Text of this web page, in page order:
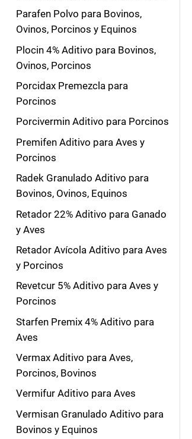
Parafen Polvo para Bovinos,
Ovinos, Porcinos y Equinos
Plocin 4% Aditivo para Bovinos,
Ovinos, Porcinos
Porcidax Premezcla para
Porcinos
Porcivermin Aditivo para Porcinos
Premifen Aditivo para Aves y
Porcinos
Radek Granulado Aditivo para
Bovinos, Ovinos, Equinos
Retador 22% Aditivo para Ganado
y Aves
Retador Avícola Aditivo para Aves
y Porcinos
Revetcur 5% Aditivo para Aves y
Porcinos
Starfen Premix 4% Aditivo para
Aves
Vermax Aditivo para Aves,
Porcinos, Bovinos
Vermifur Aditivo para Aves
Vermisan Granulado Aditivo para
Bovinos y Equinos